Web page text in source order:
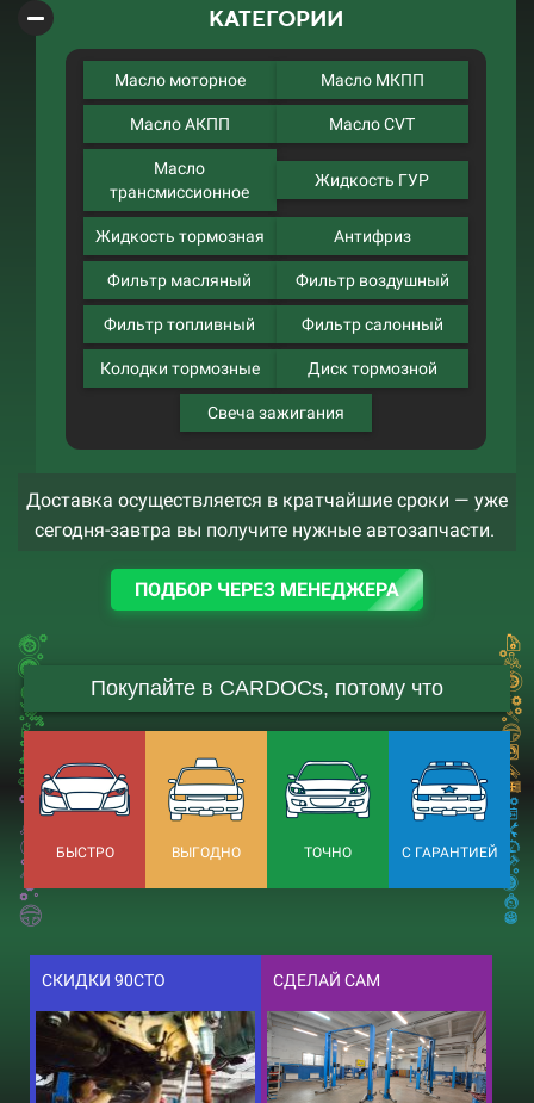
КАТЕГОРИИ
Масло моторное Масло МКПП
Масло АКПП Масло CVT
Масло
трансмиссионное
Жидкость ГУР
Жидкость тормозная Антифриз
Фильтр масляный Фильтр воздушный
Фильтр топливный Фильтр салонный
Колодки тормозные Диск тормозной
Свеча зажигания
Доставка осуществляется в кратчайшие сроки — уже
сегодня-завтра вы получите нужные автозапчасти.
ПОДБОР ЧЕРЕЗ МЕНЕДЖЕРА
Покупайте в CARDOCs, потому что
БЫСТРО ВЫГОДНО ТОЧНО С ГАРАНТИЕЙ
СКИДКИ 90СТО СДЕЛАЙ САМ